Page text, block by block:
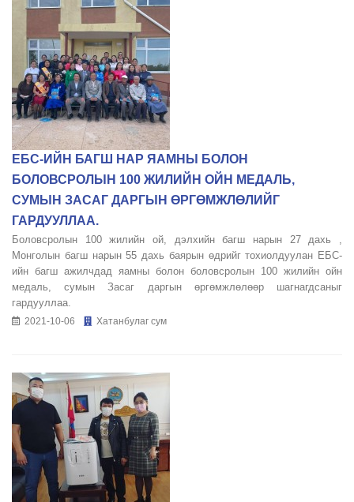
ЕБС-ИЙН БАГШ НАР ЯАМНЫ БОЛОН
БОЛОВСРОЛЫН 100 ЖИЛИЙН ОЙН МЕДАЛЬ,
СУМЫН ЗАСАГ ДАРГЫН ӨРГӨМЖЛӨЛИЙГ
ГАРДУУЛЛАА.
Боловсролын 100 жилийн ой, дэлхийн багш нарын 27 дахь ,
Монголын багш нарын 55 дахь баярын өдрийг тохиолдуулан ЕБС-
ийн багш ажилчдад яамны болон боловсролын 100 жилийн ойн
медаль, сумын Засаг даргын өргөмжлөлөөр шагнагдсаныг
гардууллаа.
2021-10-06 Хатанбулаг сум